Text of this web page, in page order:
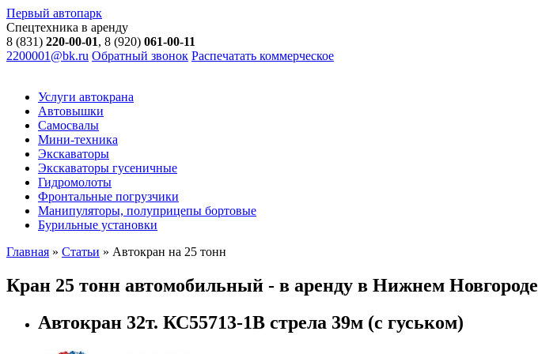
Первый автопарк
Спецтехника в аренду
8 (831) 220-00-01, 8 (920) 061-00-11
2200001@bk.ru Обратный звонок Распечатать коммерческое
Услуги автокрана
Автовышки
Самосвалы
Мини-техника
Экскаваторы
Экскаваторы гусеничные
Гидромолоты
Фронтальные погрузчики
Манипуляторы, полуприцепы бортовые
Бурильные установки
Главная » Статьи » Автокран на 25 тонн
Кран 25 тонн автомобильный - в аренду в Нижнем Новгороде
Автокран 32т. КС55713-1В стрела 39м (с гуськом)